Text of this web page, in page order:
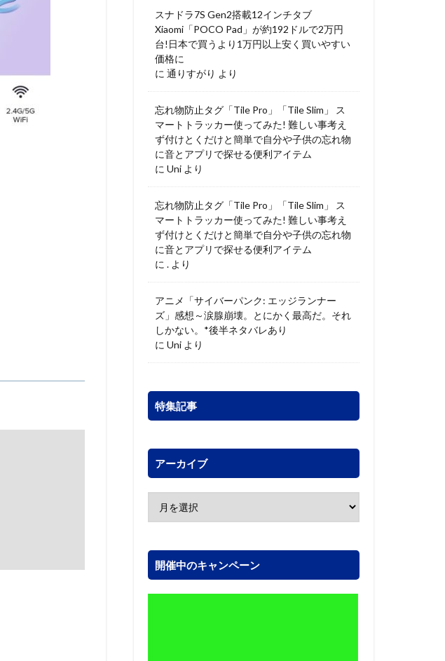
スナドラ7S Gen2搭載12インチタブ
Xiaomi「POCO Pad」が約192ドルで2万円
台!日本で買うより1万円以上安く買いやすい
価格に
に 通りすがり より
忘れ物防止タグ「Tile Pro」「Tile Slim」 ス
マートトラッカー使ってみた! 難しい事考え
ず付けとくだけと簡単で自分や子供の忘れ物
に音とアプリで探せる便利アイテム
に Uni より
忘れ物防止タグ「Tile Pro」「Tile Slim」 ス
マートトラッカー使ってみた! 難しい事考え
ず付けとくだけと簡単で自分や子供の忘れ物
に音とアプリで探せる便利アイテム
に . より
アニメ「サイバーパンク: エッジランナー
ズ」感想～涙腺崩壊。とにかく最高だ。それ
しかない。*後半ネタバレあり
に Uni より
特集記事
アーカイブ
開催中のキャンペーン